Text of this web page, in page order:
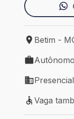
Local de
Betim -
Tipo de
Autônomo
Modelo de
Presencial
Vaga
Vaga